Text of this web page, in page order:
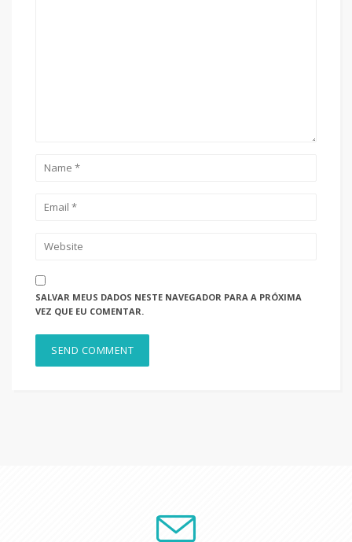
SALVAR MEUS DADOS NESTE NAVEGADOR PARA A PRÓXIMA
VEZ QUE EU COMENTAR.